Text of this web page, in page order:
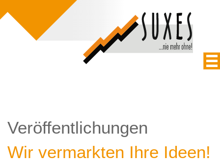
Veröffentlichungen
Wir vermarkten Ihre Ideen!